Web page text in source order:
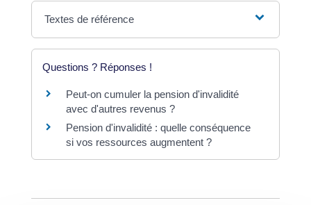
Textes de référence
Questions ? Réponses !
Peut-on cumuler la pension d'invalidité
avec d'autres revenus ?
Pension d'invalidité : quelle conséquence
si vos ressources augmentent ?